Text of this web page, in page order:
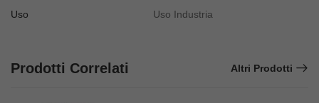
Uso Uso Industria
Prodotti Correlati Altri Prodotti